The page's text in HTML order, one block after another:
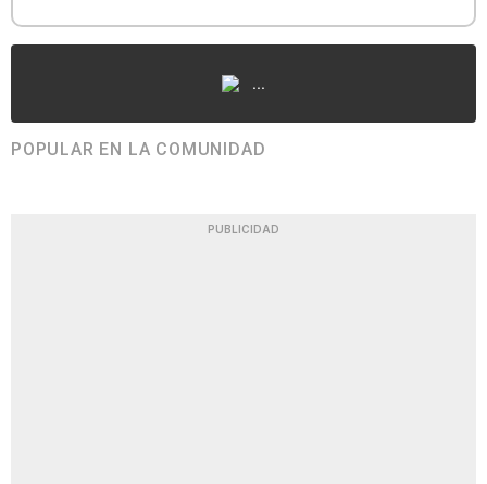
...
POPULAR EN LA COMUNIDAD
PUBLICIDAD